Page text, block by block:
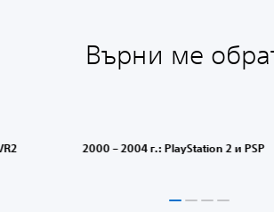
Върни ме
2000 – 2004 г.: PlayStation 2 и PSP